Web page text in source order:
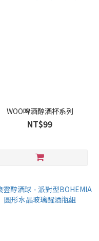
WOO啤酒醇酒杯系列
NT$99